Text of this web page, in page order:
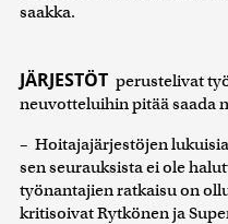
saakka.
JÄRJESTÖT perustelivat
neuvotteluihin pitää saada
– Hoitajajärjestöjen
sen seurauksista ei ole
työnantajien ratkaisu on
kritisoivat Rytkönen ja